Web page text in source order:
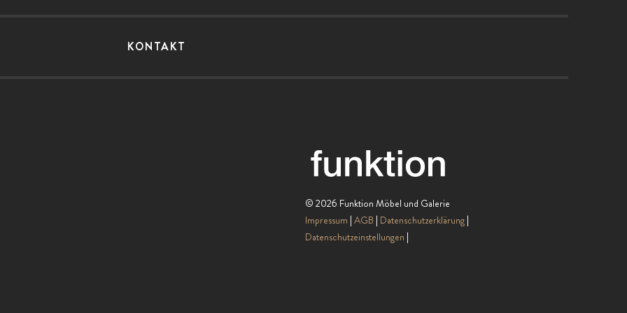
KONTAKT
© 2026 Funktion Möbel und Galerie
Impressum AGB Datenschutzerklärung
Datenschutzeinstellungen